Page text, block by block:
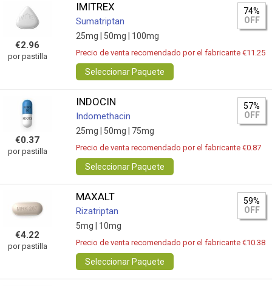
€2.96
por pastilla
IMITREX
Sumatriptan
25mg | 50mg | 100mg
74%
OFF
Precio de venta recomendado por el fabricante €11.25
Seleccionar Paquete
€0.37
por pastilla
INDOCIN
Indomethacin
25mg | 50mg | 75mg
57%
OFF
Precio de venta recomendado por el fabricante €0.87
Seleccionar Paquete
€4.22
por pastilla
MAXALT
Rizatriptan
5mg | 10mg
59%
OFF
Precio de venta recomendado por el fabricante €10.38
Seleccionar Paquete